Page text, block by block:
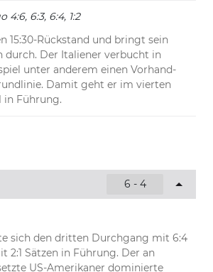
4:6, 6:3, 6:4, 1:2
15:30-Rückstand und bringt sein
durch. Der Italiener verbucht in
unter anderem einen Vorhand-
Damit geht er im vierten
in Führung.
bringt sein Service im Anschluss
Position sechs gesetzte US-
auf dem Weg zum 1:1 im vierten
von zwei leichten Vorhandfehlern
6:3, 6:4, 0:1
6 - 4
sich den dritten Durchgang mit 6:4
2:1 Sätzen in Führung. Der an
US-Amerikaner dominierte